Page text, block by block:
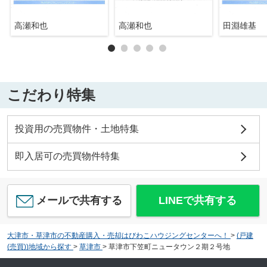
高瀬和也 高瀬和也 田淵雄基
こだわり特集
投資用の売買物件・土地特集
即入居可の売買物件特集
メールで共有する LINEで共有する
大津市・草津市の不動産購入・売却はびわこハウジングセンターへ！ > (戸建
(売買))地域から探す > 草津市 > 草津市下笠町ニュータウン２期２号地